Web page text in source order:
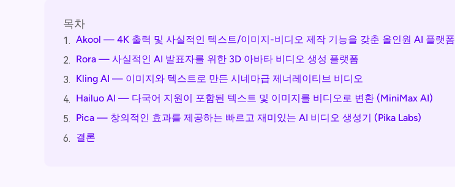
목차
1. Akool — 4K 출력 및 사실적인 텍스트/이미지-비디오 제작 기능을 갖춘 올인원 AI 플랫폼
2. Rora — 사실적인 AI 발표자를 위한 3D 아바타 비디오 생성 플랫폼
3. Kling AI — 이미지와 텍스트로 만든 시네마급 제너레이티브 비디오
4. Hailuo AI — 다국어 지원이 포함된 텍스트 및 이미지를 비디오로 변환 (MiniMax AI)
5. Pica — 창의적인 효과를 제공하는 빠르고 재미있는 AI 비디오 생성기 (Pika Labs)
6. 결론